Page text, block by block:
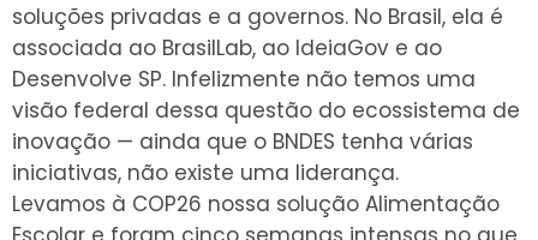
soluções privadas e a governos. No Brasil, ela é
associada ao BrasilLab, ao IdeiaGov e ao
Desenvolve SP. Infelizmente não temos uma
visão federal dessa questão do ecossistema de
inovação — ainda que o BNDES tenha várias
iniciativas, não existe uma liderança.
Levamos à COP26 nossa solução Alimentação